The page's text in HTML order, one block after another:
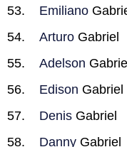
Emiliano
Arturo Gabriel
Adelson Gabriel
Edison Gabriel
Denis Gabriel
Danny Gabriel